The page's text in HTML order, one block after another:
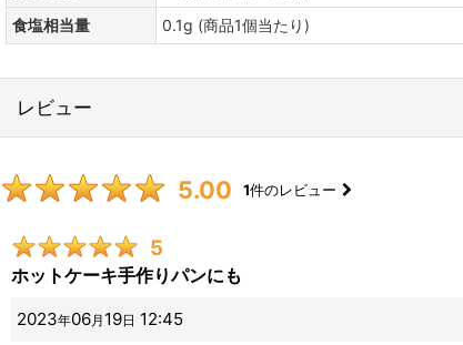
食塩相当量
0.1g (商品1個当たり)
レビュー
5.00 1件のレビュー
5
ホットケーキ手作りパンにも
2023年06月 19日 12:45